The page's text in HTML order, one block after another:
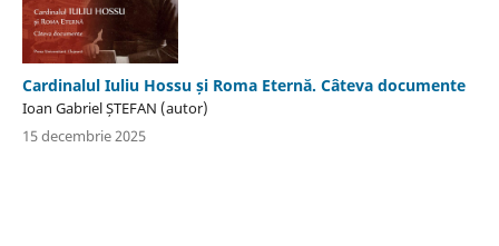
Cardinalul Iuliu Hossu și Roma Eternă. Câteva documente
Ioan Gabriel ȘTEFAN (autor)
15 decembrie 2025